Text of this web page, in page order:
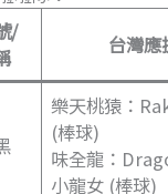
/
台灣應
樂天桃猿：
(棒球)
味全龍：
小龍女 (棒球)